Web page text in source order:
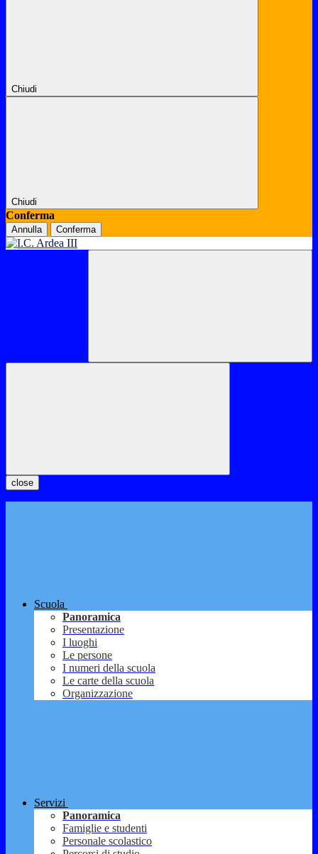
Chiudi
Chiudi
Conferma
Annulla Conferma
close
Scuola
Panoramica
Presentazione
I luoghi
Le persone
I numeri della scuola
Le carte della scuola
Organizzazione
Servizi
Panoramica
Famiglie e studenti
Personale scolastico